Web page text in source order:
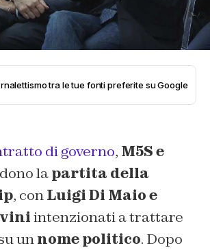
tra le tue fonti preferite su Google
di governo, M5S e
lapartita della
, conLuigi Di Maio e
intenzionati a trattare
unnome politico. Dopo